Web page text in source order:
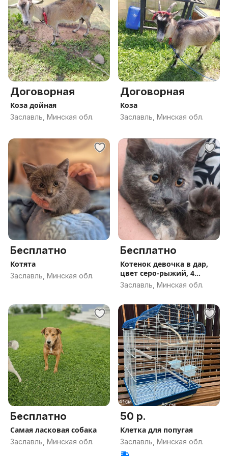
Договорная
Коза дойная
Заславль, Минская обл.
Договорная
Коза
Заславль, Минская обл.
Бесплатно
Котята
Заславль, Минская обл.
Бесплатно
Котенок девочка в дар,
цвет серо-рыжий, 4
месяца
Заславль, Минская обл.
Бесплатно
Самая ласковая собака
Заславль, Минская обл.
50 р.
Клетка для попугая
Заславль, Минская обл.